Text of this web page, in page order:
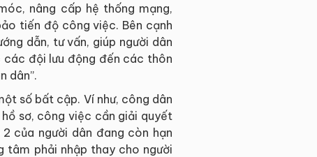
nâng cấp hệ thống mạng,
tiến độ công việc. Bên cạnh
dẫn, tư vấn, giúp người dân
đội lưu động đến các thôn
dân”.
số bất cập. Ví như, công dân
sơ, công việc cần giải quyết
của người dân đang còn hạn
tâm phải nhập thay cho người